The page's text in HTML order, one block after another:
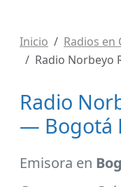
Inicio Radios en
Radio Norbeyo
Radio
— Bogotá
Emisora en